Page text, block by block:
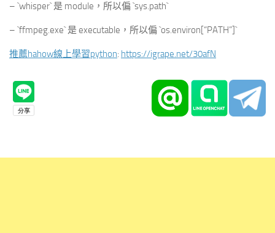
– `whisper` 是 module，所以偏 `sys.path`
– `ffmpeg.exe` 是 executable，所以偏 `os.environ[“PATH”]`
推薦hahow線上學習python: https://igrape.net/30afN